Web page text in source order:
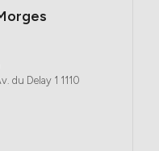
du Delay 1 1110